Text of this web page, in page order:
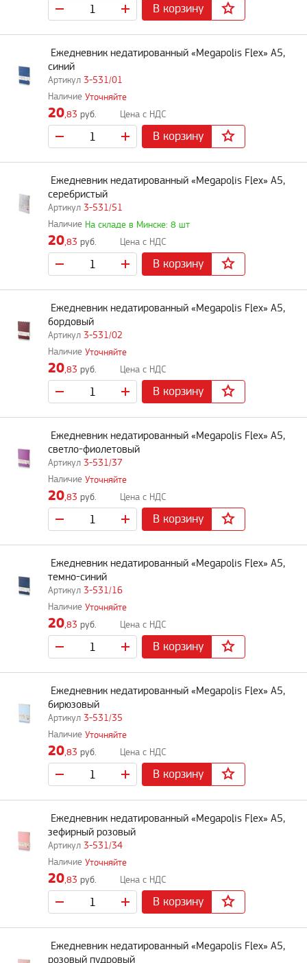
В корзину
3-531/01
Ежедневник недатированный «Megapolis Flex» А5,
синий
Уточняйте
20,83 руб.
В корзину
3-531/51
Ежедневник недатированный «Megapolis Flex» А5,
серебристый
На складе в Минске: 8 шт
20,83 руб.
В корзину
3-531/02
Ежедневник недатированный «Megapolis Flex» А5,
бордовый
Уточняйте
20,83 руб.
В корзину
3-531/37
Ежедневник недатированный «Megapolis Flex» А5,
светло-фиолетовый
Уточняйте
20,83 руб.
В корзину
3-531/16
Ежедневник недатированный «Megapolis Flex» А5,
темно-синий
Уточняйте
20,83 руб.
В корзину
3-531/35
Ежедневник недатированный «Megapolis Flex» А5,
бирюзовый
Уточняйте
20,83 руб.
В корзину
3-531/34
Ежедневник недатированный «Megapolis Flex» А5,
зефирный розовый
Уточняйте
20,83 руб.
В корзину
Ежедневник недатированный «Megapolis Flex» А5,
розовый пудровый